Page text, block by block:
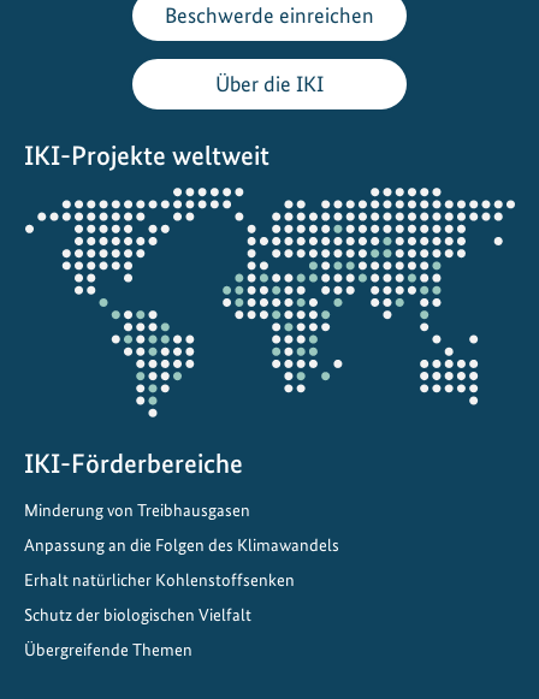
Beschwerde einreichen
Über die IKI
IKI-Projekte weltweit
Öffnet
die
Projektkarte
IKI-Förderbereiche
Minderung von Treibhausgasen
Anpassung an die Folgen des Klimawandels
Erhalt natürlicher Kohlenstoffsenken
Schutz der biologischen Vielfalt
Übergreifende Themen